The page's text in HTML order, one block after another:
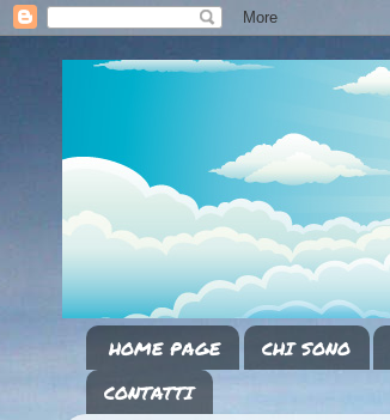
HOME PAGE CHI SONO
CONTATTI